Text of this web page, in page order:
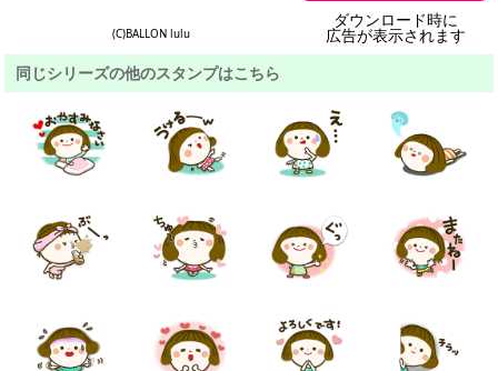
(C)BALLON lulu
ダウンロード時に
広告が表示されます
同じシリーズの他のスタンプはこちら